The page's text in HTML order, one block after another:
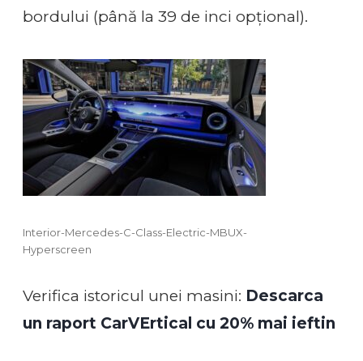
bordului (până la 39 de inci opțional).
Interior-Mercedes-C-Class-Electric-MBUX-
Hyperscreen
Verifica istoricul unei masini: Descarca
un raport CarVErtical cu 20% mai ieftin